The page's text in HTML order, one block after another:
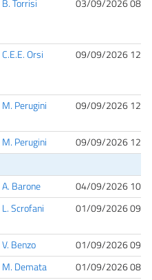
B. Torrisi 03/09/2026
C.E.E. Orsi 09/09/2026
M. Perugini 09/09/2026
M. Perugini
09/09/2026
A. Barone
04/09/2026
L. Scrofani 01/09/2026
V. Benzo
01/09/2026
M. Demata
01/09/2026